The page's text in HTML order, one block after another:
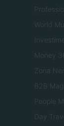
World
Money
Zona
B2B
People
Day